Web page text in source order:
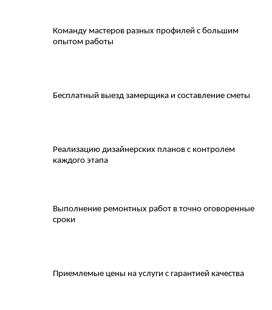
Команду мастеров разных профилей с большим
опытом работы
Бесплатный выезд замерщика и составление сметы
Реализацию дизайнерских планов с контролем
каждого этапа
Выполнение ремонтных работ в точно оговоренные
сроки
Приемлемые цены на услуги с гарантией качества